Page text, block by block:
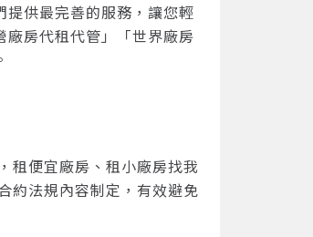
供最完善的服務，讓您輕
房代租代管」「世界廠房
租便宜廠房、租小廠房找我
約法規內容制定，有效避免